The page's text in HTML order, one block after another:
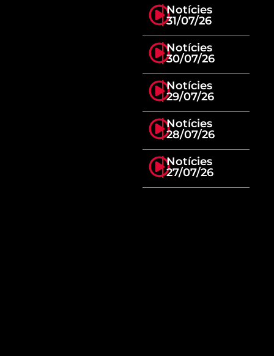
Notícies
31/07/26
Notícies
30/07/26
Notícies
29/07/26
Notícies
28/07/26
Notícies
27/07/26